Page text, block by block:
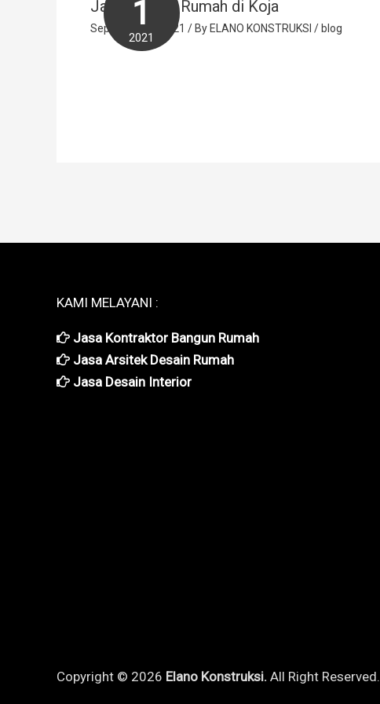
1
2021
Jasa Arsitek Rumah di Koja
September 1, 2021 / By ELANO KONSTRUKSI / blog
KAMI MELAYANI :
Jasa Kontraktor Bangun Rumah
Jasa Arsitek Desain Rumah
Jasa Desain Interior
Copyright © 2026 Elano Konstruksi. All Right Reserved.